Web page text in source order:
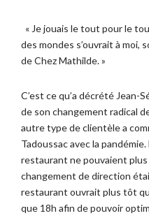
« Je jouais le tout pour le
des mondes s’ouvrait à moi,
de Chez Mathilde. »
C’est ce qu’a décrété Jean-
de son changement radical
autre type de clientèle a
Tadoussac avec la
restaurant ne pouvaient
changement de direction
restaurant ouvrait plus tôt
que 18h afin de pouvoir